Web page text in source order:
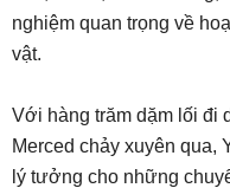
nghiệm quan trọng về
vật.
Với hàng trăm dặm lối đi
Merced chảy xuyên qua,
lý tưởng cho những